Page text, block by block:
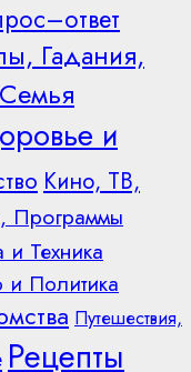
Гадания,
и
Кино, ТВ,
Программы
и Техника
и Политика
Путешествия,
Рецепты